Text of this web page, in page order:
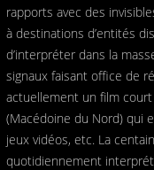
rapports avec des
à destinations d’entités
d’interpréter dans la
signaux faisant office de
actuellement un film
(Macédoine du Nord) qui
jeux vidéos, etc. La
quotidiennement